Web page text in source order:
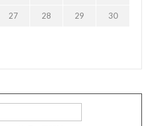
27 28 29 30